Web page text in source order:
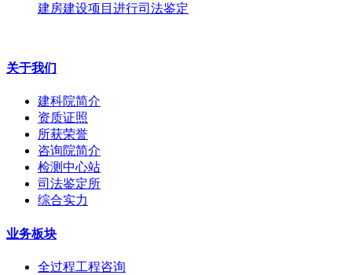
建房建设项目进行司法鉴定
关于我们
建科院简介
资质证照
所获荣誉
咨询院简介
检测中心站
司法鉴定所
综合实力
业务板块
全过程工程咨询